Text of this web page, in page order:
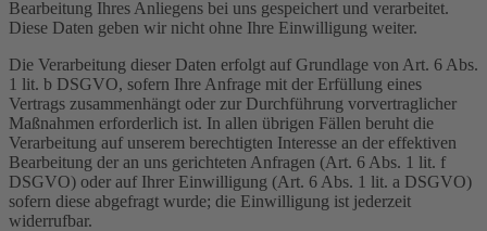
Bearbeitung Ihres Anliegens bei uns gespeichert und verarbeitet.
Diese Daten geben wir nicht ohne Ihre Einwilligung weiter.
Die Verarbeitung dieser Daten erfolgt auf Grundlage von Art. 6 Abs.
1 lit. b DSGVO, sofern Ihre Anfrage mit der Erfüllung eines
Vertrags zusammenhängt oder zur Durchführung vorvertraglicher
Maßnahmen erforderlich ist. In allen übrigen Fällen beruht die
Verarbeitung auf unserem berechtigten Interesse an der effektiven
Bearbeitung der an uns gerichteten Anfragen (Art. 6 Abs. 1 lit. f
DSGVO) oder auf Ihrer Einwilligung (Art. 6 Abs. 1 lit. a DSGVO)
sofern diese abgefragt wurde; die Einwilligung ist jederzeit
widerrufbar.